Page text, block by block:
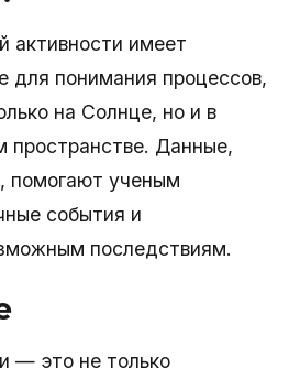
активности имеет
для понимания процессов,
на Солнце, но и в
пространстве. Данные,
помогают ученым
события и
последствиям.
— это не только